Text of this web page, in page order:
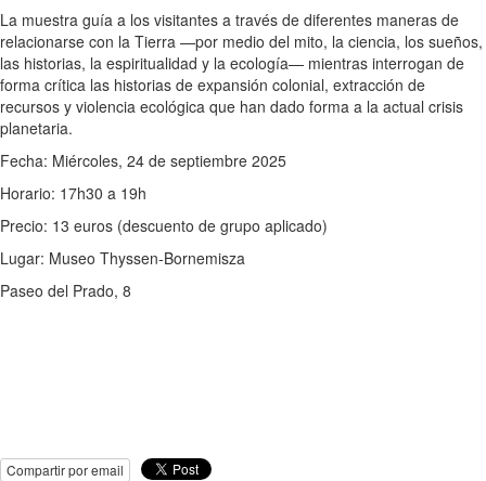
La muestra guía a los visitantes a través de diferentes maneras de
relacionarse con la Tierra —por medio del mito, la ciencia, los sueños,
las historias, la espiritualidad y la ecología— mientras interrogan de
forma crítica las historias de expansión colonial, extracción de
recursos y violencia ecológica que han dado forma a la actual crisis
planetaria.
Fecha: Miércoles, 24 de septiembre 2025
Horario: 17h30 a 19h
Precio: 13 euros (descuento de grupo aplicado)
Lugar: Museo Thyssen-Bornemisza
Paseo del Prado, 8
Compartir por email